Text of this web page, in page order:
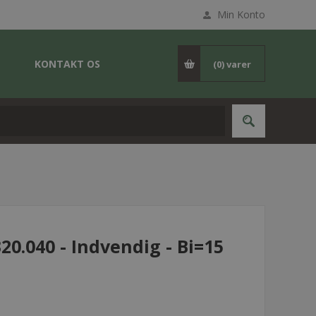
Min Konto
KONTAKT OS (0)varer
- Indvendig - Bi=15